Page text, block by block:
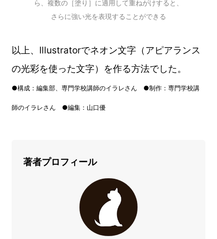
ら、複数の［塗り］に適用して重ねがけすると、
さらに強い光を表現することができる
以上、Illustratorでネオン文字（アピアランス
の光彩を使った文字）を作る方法でした。
●構成：編集部、専門学校講師のイラレさん ●制作：専門学校講
師のイラレさん ●編集：山口優
著者プロフィール